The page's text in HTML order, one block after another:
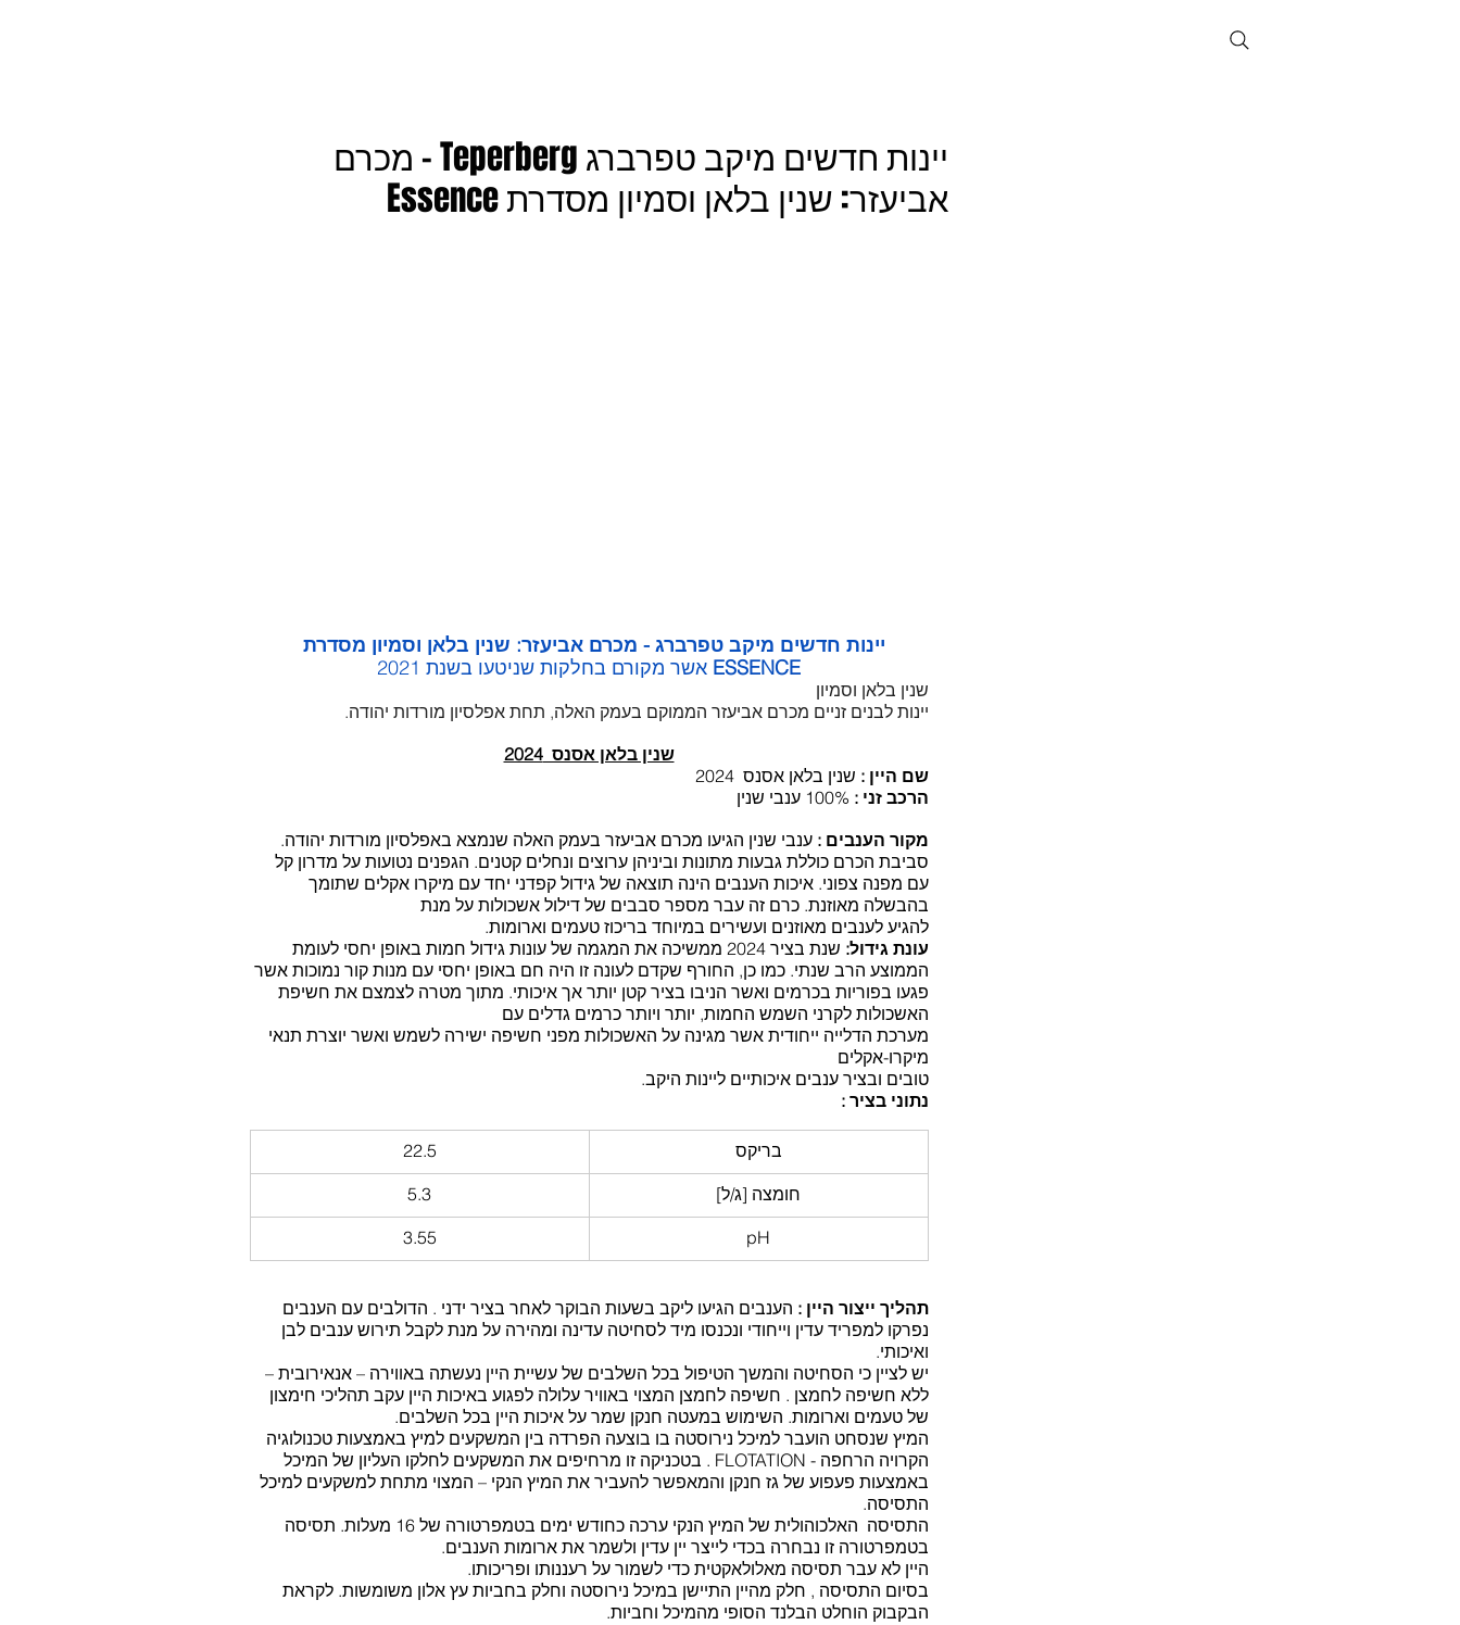
יינות חדשים מיקב טפרברג Teperberg - מכרם
אביעזר: שנין בלאן וסמיון מסדרת Essence
יינות חדשים מיקב טפרברג - מכרם אביעזר: שנין בלאן וסמיון מסדרת
ESSENCE אשר מקורם בחלקות שניטעו בשנת 2021
שנין בלאן וסמיון
יינות לבנים זניים מכרם אביעזר הממוקם בעמק האלה, תחת אפלסיון מורדות יהודה.
שנין בלאן אסנס  2024
שם היין : שנין בלאן אסנס  2024
הרכב זני :
מקור הענבים : ענבי שנין הגיעו מכרם אביעזר בעמק האלה שנמצא באפלסיון מורדות יהודה.
סביבת הכרם כוללת גבעות מתונות וביניהן ערוצים ונחלים קטנים. הגפנים נטועות על מדרון קל
עם מפנה צפוני. איכות הענבים הינה תוצאה של גידול קפדני יחד עם מיקרו אקלים שתומך
בהבשלה מאוזנת. כרם זה עבר מספר סבבים של דילול אשכולות על מנת
להגיע לענבים מאוזנים ועשירים במיוחד בריכוז טעמים וארומות.
עונת גידול:
שנת בציר 2024 ממשיכה את המגמה של עונות גידול חמות באופן יחסי לעומת
הממוצע הרב שנתי. כמו כן, החורף שקדם לעונה זו היה חם באופן יחסי עם מנות קור נמוכות אשר
פגעו בפוריות בכרמים ואשר הניבו בציר קטן יותר אך איכותי. מתוך מטרה לצמצם את חשיפת
האשכולות לקרני השמש החמות, יותר ויותר כרמים גדלים עם
מערכת הדלייה ייחודית אשר מגינה על האשכולות מפני חשיפה ישירה לשמש ואשר יוצרת תנאי
מיקרו-אקלים
טובים ובציר ענבים איכותיים ליינות היקב.
נתוני בציר :
בריקס
22.5
חומצה [ג/ל]
5.3
pH
3.55
תהליך ייצור היין : הענבים הגיעו ליקב בשעות הבוקר לאחר בציר ידני . הדולבים עם הענבים
נפרקו למפריד עדין וייחודי ונכנסו מיד לסחיטה עדינה ומהירה על מנת לקבל תירוש ענבים לבן
ואיכותי.
יש לציין כי הסחיטה והמשך הטיפול בכל השלבים של עשיית היין נעשתה באווירה – אנאירובית –
ללא חשיפה לחמצן . חשיפה לחמצן המצוי באוויר עלולה לפגוע באיכות היין עקב תהליכי חימצון
של טעמים וארומות. השימוש במעטה חנקן שמר על איכות היין בכל השלבים.
המיץ שנסחט הועבר למיכל נירוסטה בו בוצעה הפרדה בין המשקעים למיץ באמצעות טכנולוגיה
הקרויה הרחפה - FLOTATION . בטכניקה זו מרחיפים את המשקעים לחלקו העליון של המיכל
באמצעות פעפוע של גז חנקן והמאפשר להעביר את המיץ הנקי – המצוי מתחת למשקעים למיכל
התסיסה.
התסיסה  האלכוהולית של המיץ הנקי ערכה כחודש ימים בטמפרטורה של 16 מעלות. תסיסה
בטמפרטורה זו נבחרה בכדי לייצר יין עדין ולשמר את ארומות הענבים.
היין לא עבר תסיסה מאלולאקטית כדי לשמור על רעננותו ופריכותו.
בסיום התסיסה , חלק מהיין התיישן במיכל נירוסטה וחלק בחביות עץ אלון משומשות. לקראת
הבקבוק הוחלט הבלנד הסופי מהמיכל וחביות.